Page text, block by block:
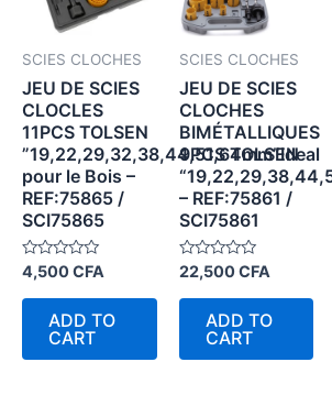
SCIES CLOCHES
JEU DE SCIES
CLOCLES
11PCS TOLSEN
”19,22,29,32,38,44,51,64mm”Ideal
pour le Bois –
REF:75865 /
SCI75865
Rated
out
4,500CFA
ADD TO
CART
SCIES CLOCHES
JEU DE SCIES
CLOCHES
BIMÉTALLIQUES
9PCS TOLSEN
– REF:75861 /
SCI75861
Rated
out
22,500CFA
ADD TO
CART